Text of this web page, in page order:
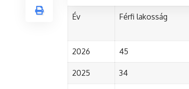
Év Férfi lakosság
2026 45
2025 34